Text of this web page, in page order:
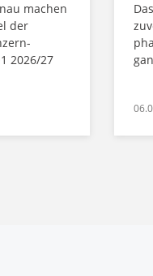
machen
der
2026/27